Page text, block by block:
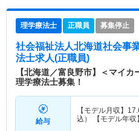
理学療法士 正職員 募集停止
社会福祉法人北海道社会事
法士求人(正職員)
【北海道／富良野市】＜マイ
理学療法士募集！
給与
【モデル月収】
込） 【モデル年収】